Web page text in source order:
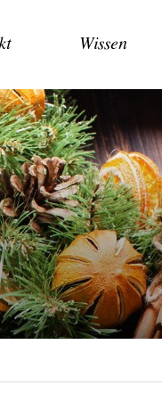
Wissen